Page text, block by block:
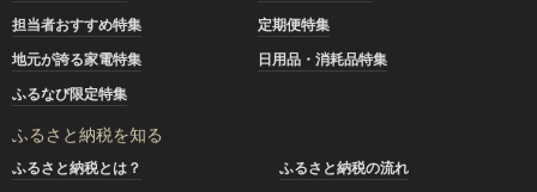
担当者おすすめ特集
定期便特集
地元が誇る家電特集
日用品・消耗品特集
ふるなび限定特集
ふるさと納税を知る
ふるさと納税とは？
ふるさと納税の流れ